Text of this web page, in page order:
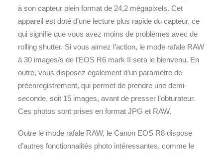
à son capteur plein format de 24,2 mégapixels. Cet
appareil est doté d’une lecture plus rapide du capteur, ce
qui signifie que vous avez moins de problèmes avec de
rolling shutter. Si vous aimez l’action, le mode rafale RAW
à 30 images/s de l’EOS R6 mark II sera le bienvenu. En
outre, vous disposez également d’un paramètre de
préenregistrement, qui permet de prendre une demi-
seconde, soit 15 images, avant de presser l’obturateur.
Ces photos sont prises en format JPG et RAW.
Outre le mode rafale RAW, le Canon EOS R8 dispose
d’autres fonctionnalités photo intéressantes, comme le